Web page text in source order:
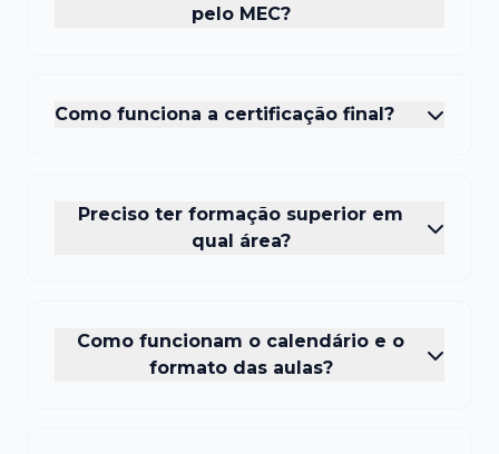
pelo MEC?
Como funciona a certificação final?
Preciso ter formação superior em
qual área?
Como funcionam o calendário e o
formato das aulas?